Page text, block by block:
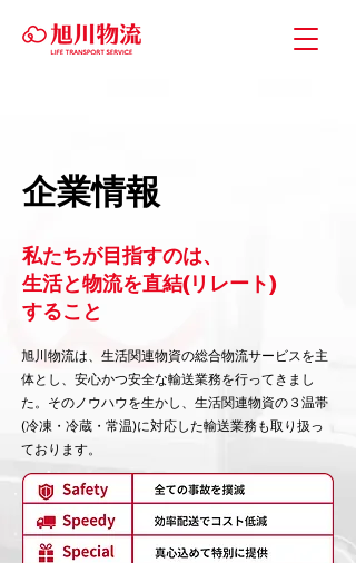
企業情報
私たちが目指すのは、
生活と物流を直結(リレート)
すること
旭川物流は、生活関連物資の総合物流サービスを主
体とし、安心かつ安全な輸送業務を行ってきまし
た。そのノウハウを生かし、生活関連物資の３温帯
(冷凍・冷蔵・常温)に対応した輸送業務も取り扱っ
ております。